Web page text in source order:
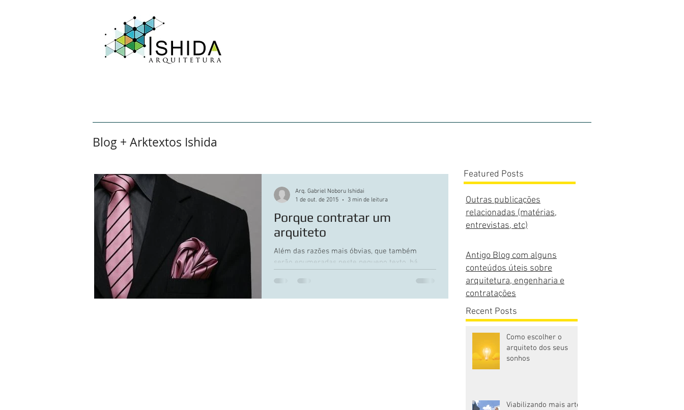
Blog + Arktextos Ishida
Porque contratar um
arquiteto
Além das razões mais óbvias, que também
serão enumeradas neste pequeno texto, há
Algumas...
Arq. Gabriel Noboru Ishidai
1 de out. de 2015
3 min de leitura
Featured Posts
Outras publicações
relacionadas (matérias,
entrevistas, etc)
Antigo Blog com alguns
conteúdos úteis sobre
arquitetura, engenharia e
contratações
Recent Posts
Como escolher o
arquiteto dos seus
sonhos
Viabilizando mais arte